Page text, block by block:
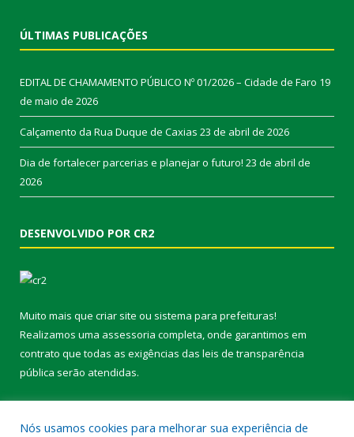
ÚLTIMAS PUBLICAÇÕES
EDITAL DE CHAMAMENTO PÚBLICO Nº 01/2026 – Cidade de Faro 19
de maio de 2026
Calçamento da Rua Duque de Caxias 23 de abril de 2026
Dia de fortalecer parcerias e planejar o futuro! 23 de abril de
2026
DESENVOLVIDO POR CR2
Muito mais que criar site ou sistema para prefeituras!
Realizamos uma assessoria completa, onde garantimos em
contrato que todas as exigências das leis de transparência
pública serão atendidas.
Nós usamos cookies para melhorar sua experiência de